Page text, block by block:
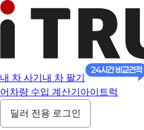
내 차 사기 내 차 팔기
어 차량 수입 계산기 아이트럭
딜러 전용 로그인